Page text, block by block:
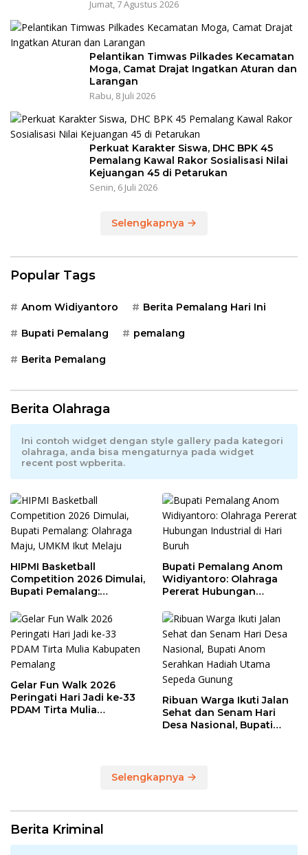
Jumat, 7 Agustus 2026
Pelantikan Timwas Pilkades Kecamatan
Moga, Camat Drajat Ingatkan Aturan dan
Larangan
Rabu, 8 Juli 2026
Perkuat Karakter Siswa, DHC BPK 45
Pemalang Kawal Rakor Sosialisasi Nilai
Kejuangan 45 di Petarukan
Senin, 6 Juli 2026
Selengkapnya
Popular Tags
Anom Widiyantoro Berita Pemalang Hari Ini
Bupati Pemalang pemalang
Berita Pemalang
Berita Olahraga
Ini contoh widget dengan style gallery pada kategori
olahraga, anda bisa mengaturnya pada widget
recent post wpberita.
HIPMI Basketball
Competition 2026 Dimulai,
Bupati Pemalang:
Melaju
Bupati Pemalang Anom
Widiyantoro: Olahraga
Pererat Hubungan
Gelar Fun Walk 2026
Peringati Hari Jadi ke-33
PDAM Tirta Mulia
Ribuan Warga Ikuti Jalan
Sehat dan Senam Hari
Desa Nasional, Bupati
Selengkapnya
Berita Kriminal